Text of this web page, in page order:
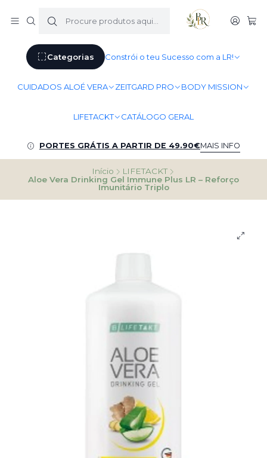
Categorias Constrói o teu Sucesso com a LR!
CUIDADOS ALOÉ VERA ZEITGARD PRO BODY MISSION
LIFETACKT CATÁLOGO GERAL
PORTES GRÁTIS A PARTIR DE 49.90€MAIS INFO
Início
LIFETACKT
Aloe Vera Drinking Gel Immune Plus LR – Reforço
Imunitário Triplo